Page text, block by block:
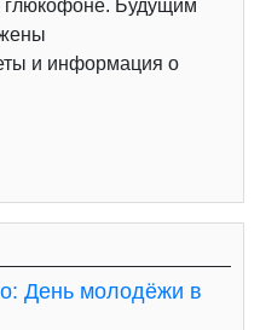
глюкофоне. Будущим
и информация о
День молодёжи в